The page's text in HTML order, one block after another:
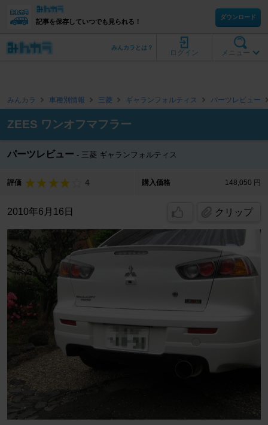
記事を保存していつでも見られる！
ダウンロード
メニュー
ログイン
みんカラとは？
みんカラ 車種別情報 三菱 ギャランフォルティス パーツレビュー
ZEES ワンオフマフラー
パーツレビュー 三菱 ギャランフォルティス
評価 4 購入価格 148,050 円
2010年6月16日 クリップ